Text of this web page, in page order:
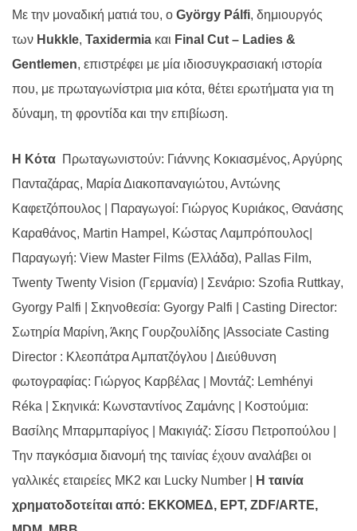
Με την μοναδική ματιά του, ο György Pá lfi, δημιουργός
των Hukkle, Taxidermia και Final Cut – Ladies &
Gentlemen, επιστρέφει με μία ιδιοσυγκρασιακή ιστορία
που, με πρωταγωνίστρια μια κότα, θέτει ερωτήματα για τη
δύναμη, τη φροντίδα και την επιβίωση.
Η Κότα Πρωταγωνιστούν: Γιάννης Κοκιασμένος, Αργύρης
Πανταζάρας, Μαρία Διακοπαναγιώτου, Αντώνης
Καφετζόπουλος | Παραγωγοί: Γιώργος Κυριάκος, Θανάσης
Καραθάνος, Martin Hampel , Κώστας Λαμπρόπουλος|
Παραγωγή: View Master Films (Ελλάδα), Pallas Film,
Twenty Twenty Vision (Γερμανία) | Σενάριο: Szofia Ruttkay,
Gyorgy Palfi | Σκηνοθεσία: Gyorgy Palfi Casting Director:
Σωτηρία Μαρίνη, Άκης Γουρζουλίδης | Associate Casting
Director : Κλεοπάτρα Αμπατζόγλου | Διεύθυνση
φωτογραφίας: Γιώργος Καρβέλας | Μοντάζ: Lemhényi
Réka | Σκηνικά: Κωνσταντίνος Ζαμάνης | Κοστούμια:
Βασίλης Μπαρμπαρίγος | Μακιγιάζ: Σίσσυ Πετροπούλου |
Την παγκόσμια διανομή της ταινίας έχουν αναλάβει οι
γαλλικές εταιρείες ΜΚ2 και Lucky Number
Η ταινία
χρηματοδοτείται από: E ΚΚΟΜΕΔ, ΕΡΤ, ZDF/ARTE,